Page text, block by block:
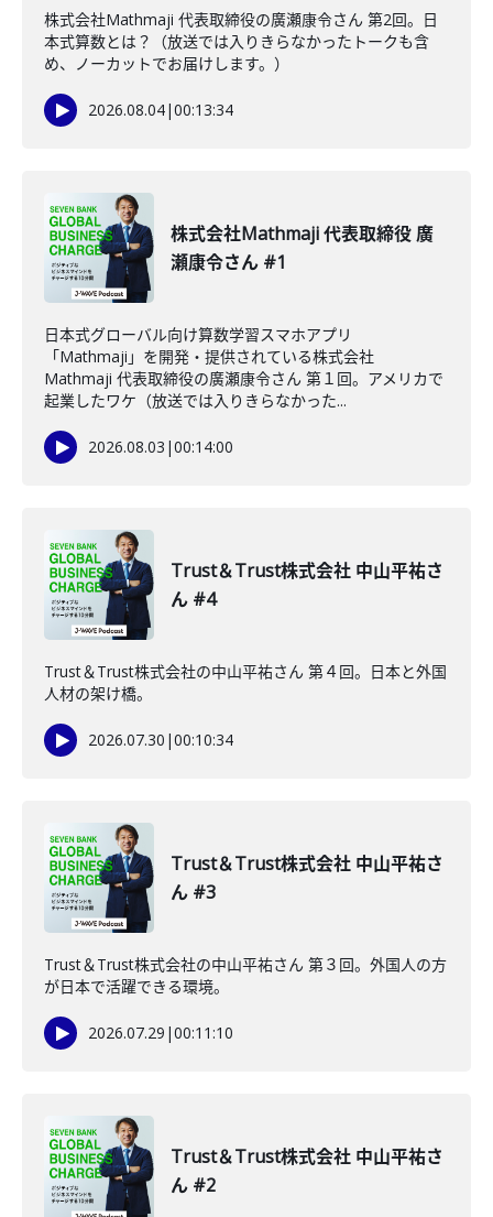
株式会社Mathmaji 代表取締役の廣瀬康令さん 第2回。日
本式算数とは？（放送では入りきらなかったトークも含
め、ノーカットでお届けします。）
2026.08.04|00:13:34
株式会社Mathmaji 代表取締役 廣
瀬康令さん #1
日本式グローバル向け算数学習スマホアプリ
「Mathmaji」を開発・提供されている株式会社
Mathmaji 代表取締役の廣瀬康令さん 第１回。アメリカで
起業したワケ（放送では入りきらなかった...
2026.08.03 |00:14:00
Trust＆Trust株式会社 中山平祐さ
ん #4
Trust＆Trust株式会社の中山平祐さん 第４回。日本と外国
人材の架け橋。
2026.07.30 |00:10:34
Trust＆Trust株式会社 中山平祐さ
ん #3
Trust＆Trust株式会社の中山平祐さん 第３回。外国人の方
が日本で活躍できる環境。
2026.07.29 |00:11:10
Trust＆Trust株式会社 中山平祐さ
ん #2